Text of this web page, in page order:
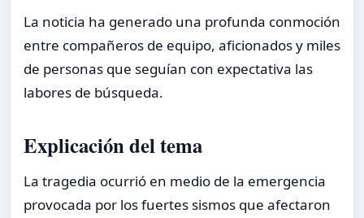
La noticia ha generado una profunda conmoción
entre compañeros de equipo, aficionados y miles
de personas que seguían con expectativa las
labores de búsqueda.
Explicación del tema
La tragedia ocurrió en medio de la emergencia
provocada por los fuertes sismos que afectaron